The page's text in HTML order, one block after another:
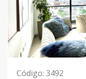
Código: 3492